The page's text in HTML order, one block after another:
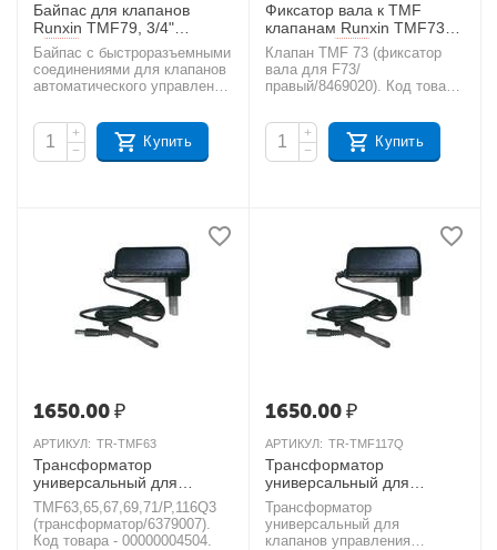
Байпас для клапанов
Runxin TMF79, 3/4"
AКЦИЯ
Байпас с быстроразъемными
соединениями для клапанов
автоматического управления
LCD умягчительной
колонны. Код товара
- УТ000000033.
+
−
Купить
Фиксатор вала к TMF
клапанам Runxin TMF73
правый
AКЦИЯ
Клапан TMF 73 (фиксатор
вала для F73/
правый/8469020). Код товара
+
−
Купить
1650.00₽
АРТИКУЛ: TR-TMF63
Трансформатор
универсальный для
клапанов Runxin TMF63,
TMF65, TMF67, TMF69,
TMF71P, TMF116Q3
TMF63,65,67,69,71/P,116Q3
(трансформатор/6379007).
Код товара - 00000004504.
1650.00₽
АРТИКУЛ: TR-TMF117Q
Трансформатор
универсальный для
клапанов Runxin TMF117Q
Трансформатор
универсальный для
клапанов управления